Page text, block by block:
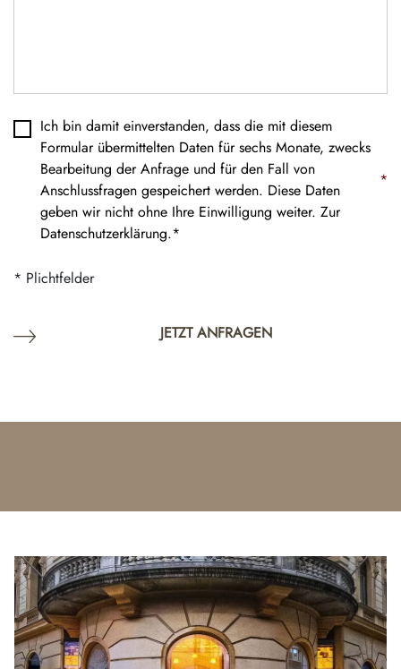
Datenschutz *
Ich bin damit einverstanden, dass die mit diesem
Formular übermittelten Daten für sechs Monate, zwecks
Bearbeitung der Anfrage und für den Fall von
Anschlussfragen gespeichert werden. Diese Daten
geben wir nicht ohne Ihre Einwilligung weiter. Zur
Datenschutzerklärung.*
*
* Plichtfelder